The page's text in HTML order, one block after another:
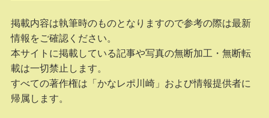
掲載内容は執筆時のものとなりますので参考の際は最新
情報をご確認ください。
本サイトに掲載している記事や写真の無断加工・無断転
載は一切禁止します。
すべての著作権は「かなレポ川崎」および情報提供者に
帰属します。